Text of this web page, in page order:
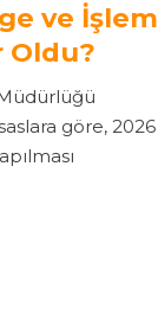
ve İşlem
Oldu?
göre, 2026